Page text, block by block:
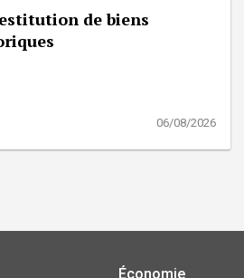
de biens
06/08/2026
Économie